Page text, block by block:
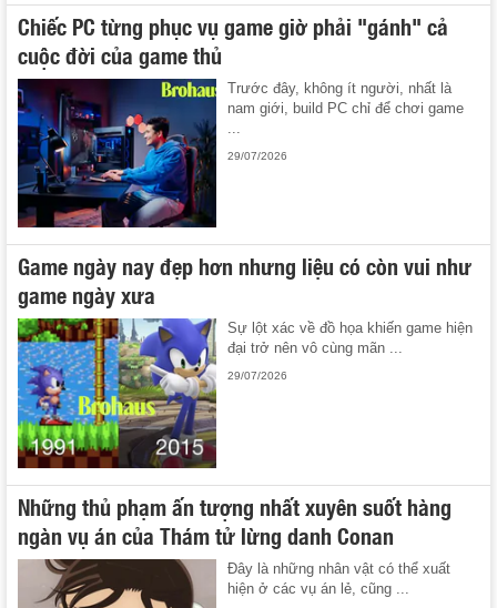
Chiếc PC từng phục vụ game giờ phải "gánh" cả
cuộc đời của game thủ
Trước đây, không ít người, nhất là
nam giới, build PC chỉ để chơi game
29/07/2026
Game ngày nay đẹp hơn nhưng liệu có còn vui như
game ngày xưa
Sự lột xác về đồ họa khiến game hiện
đại trở nên vô cùng mãn ...
29/07/2026
Những thủ phạm ấn tượng nhất xuyên suốt hàng
ngàn vụ án của Thám tử lừng danh Conan
Đây là những nhân vật có thể xuất
hiện ở các vụ án lẻ, cũng ...